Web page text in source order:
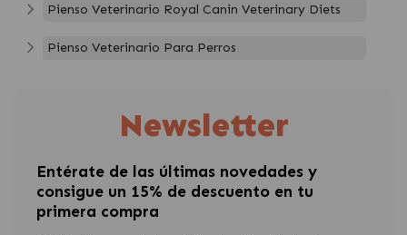
Pienso Veterinario Royal Canin Veterinary Diets
Pienso Veterinario Para Perros
Newsletter
Entérate de las últimas novedades y
consigue un 15% de descuento en tu
primera compra